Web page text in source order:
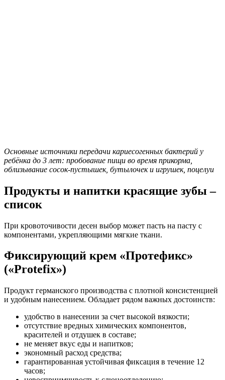
Основные источники передачи кариесогенных бактерий у
ребёнка до 3 лет: пробование пищи во время прикорма,
облизывание сосок-пустышек, бутылочек и игрушек, поцелуи
Продукты и напитки красящие зубы –
список
При кровоточивости десен выбор может пасть на пасту с
компонентами, укрепляющими мягкие ткани.
Фиксирующий крем «Протефикс»
(«Protefix»)
Продукт германского производства с плотной консистенцией
и удобным нанесением. Обладает рядом важных достоинств:
удобство в нанесении за счет высокой вязкости;
отсутствие вредных химических компонентов,
красителей и отдушек в составе;
не меняет вкус еды и напитков;
экономный расход средства;
гарантированная устойчивая фиксация в течение 12
часов;